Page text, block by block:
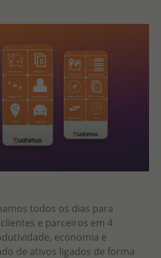
todos os dias para
e parceiros em 4
economia e
de ativos ligados de forma